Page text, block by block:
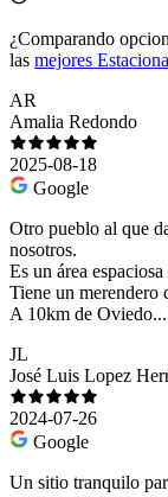
¿Comparando
las mejores
AR
Amalia Redondo
2025-08-18
Google
Otro pueblo al que
nosotros.
Es un área
Tiene un merendero
A 10km de
JL
José Luis Lopez
2024-07-26
Google
Un sitio tranquilo